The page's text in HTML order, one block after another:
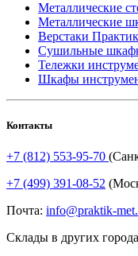
Металлические
Металлические
Верстаки Практик
Сушильные
Тележки
Шкафы
Контакты
+7 (812) 553-95-70
+7 (499) 391-08-52
Почта: info@praktik-
Склады в других